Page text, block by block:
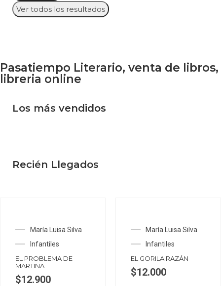
Ver todos los resultados
Pasatiempo Literario, venta de libros,
libreria online
Los más vendidos
Recién Llegados
María Luisa Silva
Infantiles
EL PROBLEMA DE
MARTINA
$12.900
María Luisa Silva
Infantiles
EL GORILA RAZÁN
$12.000